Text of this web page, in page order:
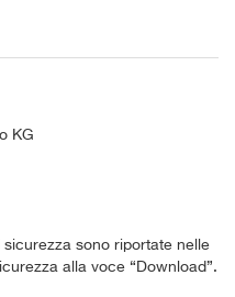
KG
sono riportate nelle
alla voce “Download”.